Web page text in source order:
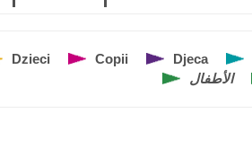
Djeca
Copii
Dzieci
الأطفال